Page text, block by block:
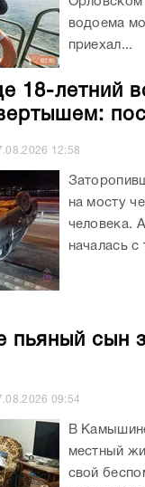
водоема
приехал...
18-летний
12:58
на мосту
человека.
началась с
пьяный сын
09:54
В
местный
свой